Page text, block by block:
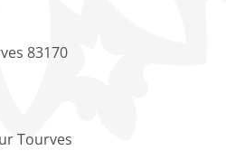
83170
Tourves